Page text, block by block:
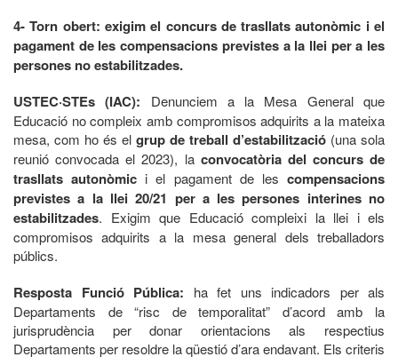
4- Torn obert: exigim el concurs de trasllats autonòmic i el
pagament de les compensacions previstes a la llei per a les
persones no estabilitzades.
USTEC·STEs (IAC): Denunciem a la Mesa General que
Educació no compleix amb compromisos adquirits a la mateixa
mesa, com ho és el grup de treball d’estabilització (una sola
reunió convocada el 2023), la convocatòria del concurs de
trasllats autonòmic i el pagament de lescompensacions
previstes a la llei 20/21 per a les persones interines no
estabilitzades. Exigim que Educació compleixi la llei i els
compromisos adquirits a la mesa general dels treballadors
públics.
Resposta Funció Pública: ha fet uns indicadors per als
Departaments de “risc de temporalitat” d’acord amb la
jurisprudència per donar orientacions als respectius
Departaments per resoldre la qüestió d’ara endavant. Els criteris